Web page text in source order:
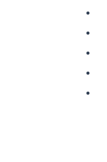
Menu